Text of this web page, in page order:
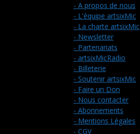
- A propos de nous
- L'équipe artsixMic
- La charte artsixMic
- Newsletter
- Partenariats
- artsixMicRadio
- Billeterie
- Soutenir artsixMic
- Faire un Don
- Nous contacter
- Abonnements
- Mentions Légales
- CGV